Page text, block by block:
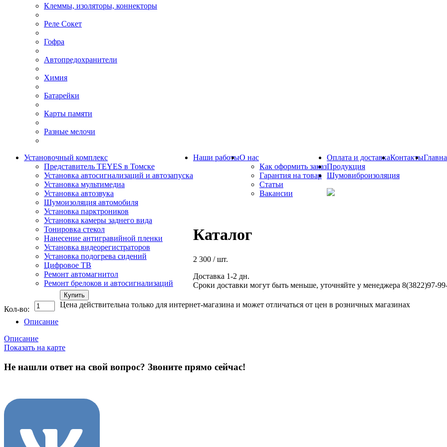
Клеммы, изоляторы, коннекторы
Реле Сокет
Гофра
Автопредохранители
Химия
Батарейки
Карты памяти
Разные мелочи
Установочный комплекс
Представитель TEYES в Томске
Установка автосигнализаций и автозапуска
Установка мультимедиа
Установка автозвука
Шумоизоляция автомобиля
Установка парктроников
Установка камеры заднего вида
Тонировка стекол
Нанесение антигравийной пленки
Установка видеорегистраторов
Установка подогрева сидений
Цифровое ТВ
Ремонт автомагнитол
Ремонт брелоков и автосигнализаций
Наши работыО нас
Как оформить заказ
Гарантия на товар
Статьи
Вакансии
Оплата и доставкаКонтакты
Продукция
Шумовиброизоляция
Каталог
2 300 / шт.
Доставка 1-2 дн.
Сроки доставки могут быть меньше, уточняйте у менеджера 8(3822)97-
Кол-во:
Купить
Цена действительна только для интернет-магазина и может отличаться от цен в розничных магазинах
Описание
Описание
Показать на карте
Не нашли ответ на свой вопрос? Звоните прямо сейчас!